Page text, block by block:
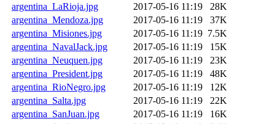
argentina_LaRioja.jpg
2017-05-16 11:19
28K
argentina_Mendoza.jpg
2017-05-16 11:19
37K
argentina_Misiones.jpg
2017-05-16 11:19 7.5K
argentina_NavalJack.jpg
2017-05-16 11:19
15K
argentina_Neuquen.jpg
2017-05-16 11:19
23K
argentina_President.jpg
2017-05-16 11:19
48K
argentina_RioNegro.jpg
2017-05-16 11:19
12K
argentina_Salta.jpg
2017-05-16 11:19
22K
argentina_SanJuan.jpg
2017-05-16 11:19
16K